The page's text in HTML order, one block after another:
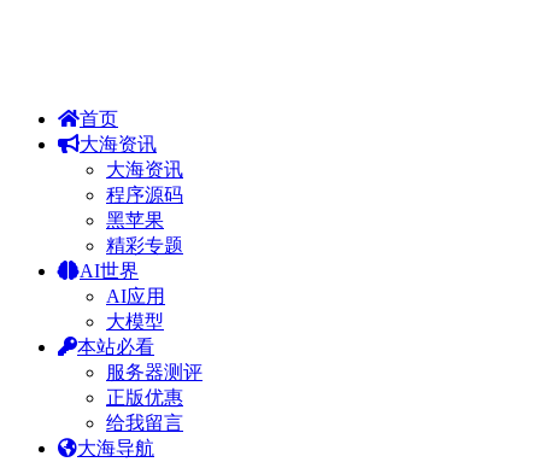
首页
大海资讯
大海资讯
程序源码
黑苹果
精彩专题
AI世界
AI应用
大模型
本站必看
服务器测评
正版优惠
给我留言
大海导航